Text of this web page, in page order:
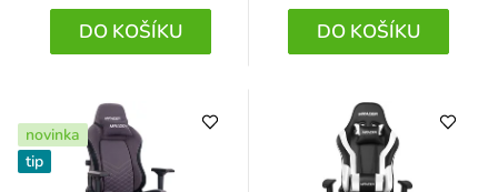
DO KOŠÍKU DO KOŠÍKU
novinka
tip